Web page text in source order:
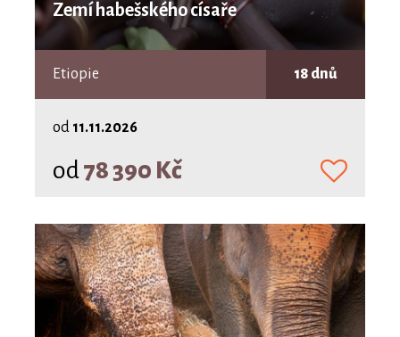
Zemí habešského císaře
Etiopie 18 dnů
od 11.11.2026
od78 390 Kč